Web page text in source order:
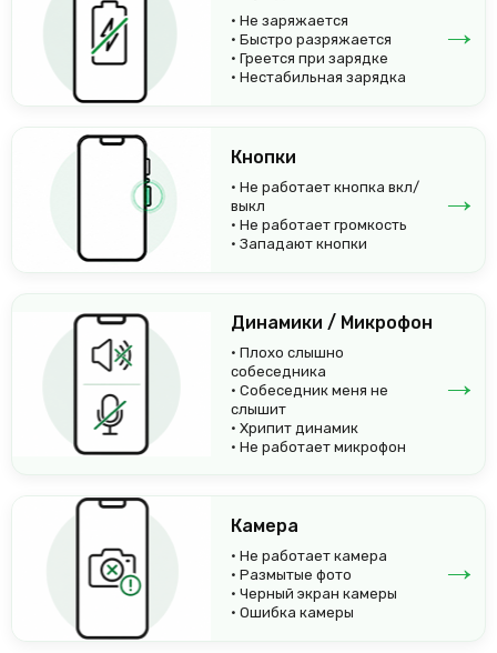
• Не заряжается
• Быстро разряжается
• Греется при зарядке
• Нестабильная зарядка
→
Кнопки
• Не работает кнопка вкл/
выкл
• Не работает громкость
• Западают кнопки
→
Динамики / Микрофон
• Плохо слышно
собеседника
• Собеседник меня не
слышит
• Хрипит динамик
• Не работает микрофон
→
Камера
• Не работает камера
• Размытые фото
• Черный экран камеры
• Ошибка камеры
→